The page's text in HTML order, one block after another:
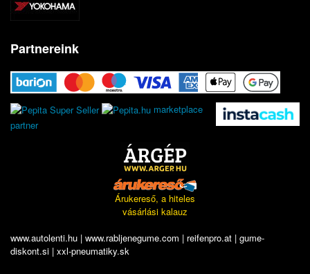
Partnereink
marketplace
partner
Árukereső, a hiteles
vásárlási kalauz
www.autolenti.hu | www.rabljenegume.com | reifenpro.at | gume-
diskont.si | xxl-pneumatiky.sk